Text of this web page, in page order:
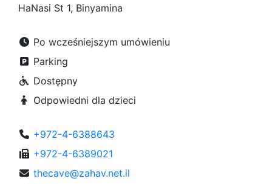
HaNasi St 1, Binyamina
Po wcześniejszym umówieniu
Parking
Dostępny
Odpowiedni dla dzieci
+972-4-6388643
+972-4-6389021
thecave@zahav.net.il